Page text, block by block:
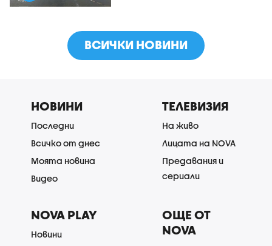
ВСИЧКИ НОВИНИ
НОВИНИ
Последни
Всичко от днес
Моята новина
Видео
ТЕЛЕВИЗИЯ
На живо
Лицата на NOVA
Предавания и
сериали
NOVA PLAY
Новини
ОЩЕ ОТ
NOVA